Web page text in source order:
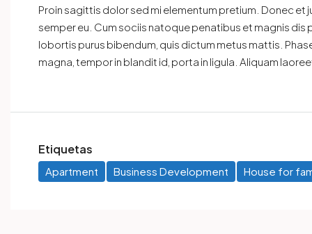
Proin sagittis dolor sed mi elementum pretium. Donec
semper eu. Cum sociis natoque penatibus et magnis
lobortis purus bibendum, quis dictum metus mattis.
magna, tempor in blandit id, porta in ligula. Aliquam
Etiquetas
Apartment Business Development House for